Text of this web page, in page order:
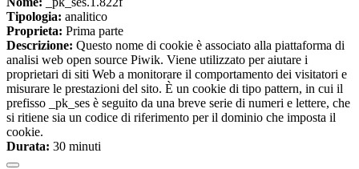
Tipologia: analitico
Proprieta: Prima parte
Descrizione: Questo nome di cookie è associato alla piattaforma di
analisi web open source Piwik. Viene utilizzato per aiutare i
proprietari di siti Web a monitorare il comportamento dei visitatori e
misurare le prestazioni del sito. È un cookie di tipo pattern, in cui il
prefisso _pk_ses è seguito da una breve serie di numeri e lettere, che
si ritiene sia un codice di riferimento per il dominio che imposta il
cookie.
Durata: 30 minuti